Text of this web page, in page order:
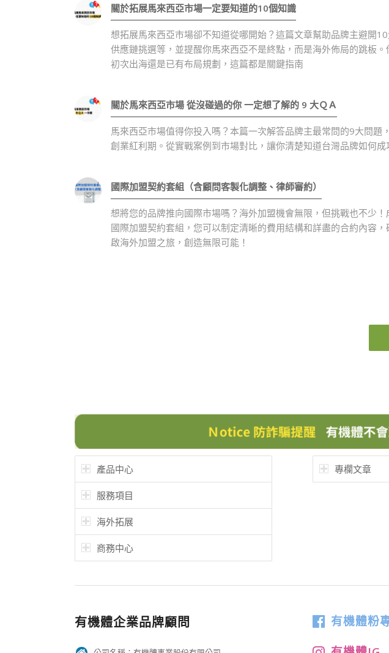
關於拓展馬來西亞市場一定要知道的10個知識
想拓展馬來西亞市場卻不知道從哪開始？這篇文章幫助品牌主避開
供應鏈挑選等，並提醒你馬來西亞不是終點，而是海外佈局的跳板
初次出海還是已有布局規劃，這篇都是關鍵指南
關於馬來西亞市場 從沒碰過的你 一定想了解的 9 大ＱＡ
馬來西亞市場值得你投入嗎？本篇一次解答品牌主最常問的9大問
創業紅利期。從實戰案例到市場對比，讓你清楚知道台灣品牌如何
國際加盟契約套組（含顧問客製化調整、律師審約）
想將您的品牌推向國際市場嗎？海外加盟機會無限，但挑戰也不少
國際加盟契約套組，您可以制定清晰的費用結構和詳盡的合約內容
啟海外加盟之旅，創造無限可能！
產品中心
服務項目
海外拓展
商務中心
專欄文章
有機體企業品牌顧問
有機體粉